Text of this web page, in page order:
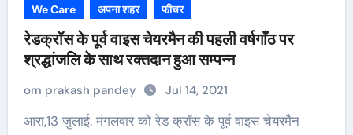
We Care अपना शहर फीचर
रेडक्रॉस के पूर्व वाइस चेयरमैन की पहली वर्षगाँठ पर
श्रद्धांजलि के साथ रक्तदान हुआ सम्पन्न
om prakash pandey Jul 14, 2021
आरा,13 जुलाई. मंगलवार को रेड क्रॉस के पूर्व वाइस चेयरमैन